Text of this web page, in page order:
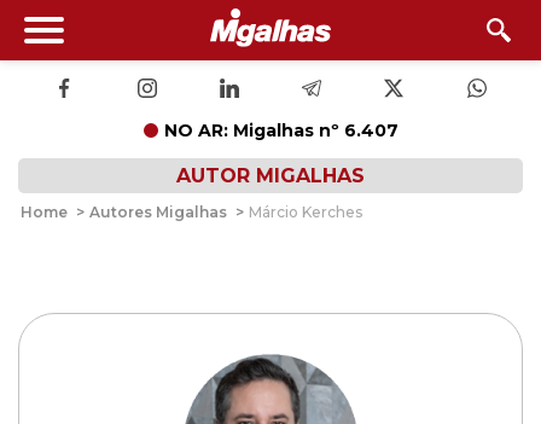
NO AR: Migalhas nº 6.407
AUTOR MIGALHAS
Home > Autores Migalhas > Márcio Kerches